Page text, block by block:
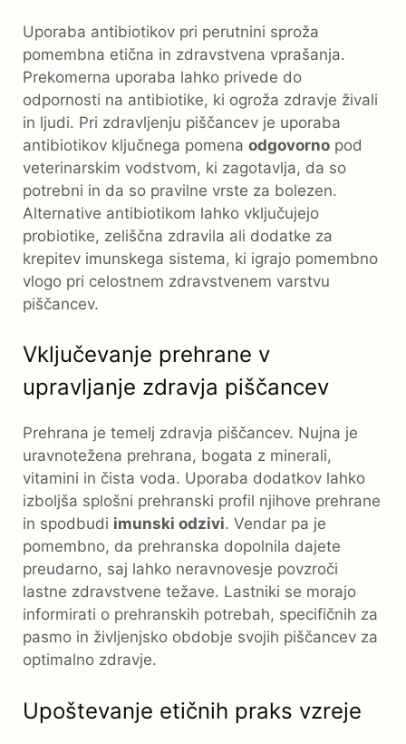
Uporaba antibiotikov pri perutnini sproža
pomembna etična in zdravstvena vprašanja.
Prekomerna uporaba lahko privede do
odpornosti na antibiotike, ki ogroža zdravje živali
in ljudi. Pri zdravljenju piščancev je uporaba
antibiotikov ključnega pomena odgovorno pod
veterinarskim vodstvom, ki zagotavlja, da so
potrebni in da so pravilne vrste za bolezen.
Alternative antibiotikom lahko vključujejo
probiotike, zeliščna zdravila ali dodatke za
krepitev imunskega sistema, ki igrajo pomembno
vlogo pri celostnem zdravstvenem varstvu
piščancev.
Vključevanje prehrane v
upravljanje zdravja piščancev
Prehrana je temelj zdravja piščancev. Nujna je
uravnotežena prehrana, bogata z minerali,
vitamini in čista voda. Uporaba dodatkov lahko
izboljša splošni prehranski profil njihove prehrane
in spodbudi imunski odzivi. Vendar pa je
pomembno, da prehranska dopolnila dajete
preudarno, saj lahko neravnovesje povzroči
lastne zdravstvene težave. Lastniki se morajo
informirati o prehranskih potrebah, specifičnih za
pasmo in življenjsko obdobje svojih piščancev za
optimalno zdravje.
Upoštevanje etičnih praks vzreje